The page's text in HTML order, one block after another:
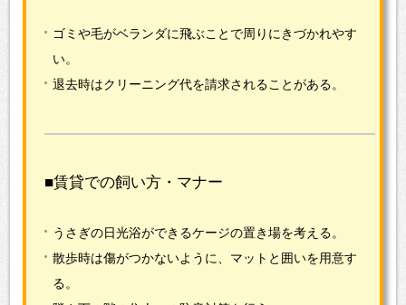
ゴミや毛がベランダに飛ぶことで周りにきづかれやす
い。
退去時はクリーニング代を請求されることがある。
■賃貸での飼い方・マナー
うさぎの日光浴ができるケージの置き場を考える。
散歩時は傷がつかないように、マットと囲いを用意す
る。